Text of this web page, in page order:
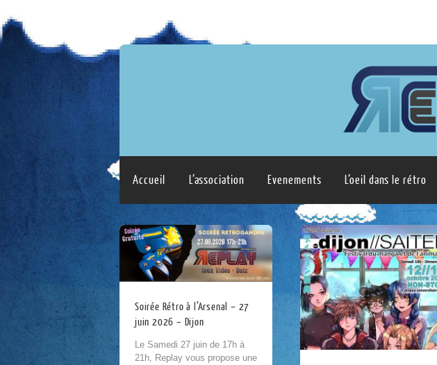
Accueil L’association Evenements L’oeil dans le rétro
Soirée Rétro à l’Arsenal – 27
juin 2026 – Dijon
Le Samedi 27 juin de 17h à
21h, Replay vous propose une